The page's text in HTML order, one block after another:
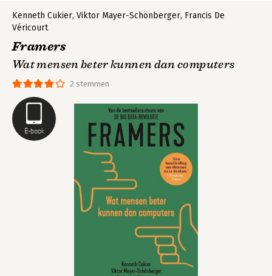
E-book
2 stemmen
Kenneth Cukier, Viktor Mayer-Schönberger, Francis De
Véricourt
Framers
Wat mensen beter kunnen dan computers